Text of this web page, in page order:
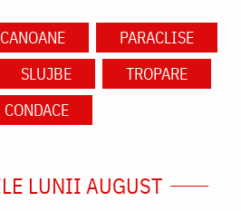
CANOANE
PARACLISE
SLUJBE
TROPARE
CONDACE
LUNII AUGUST